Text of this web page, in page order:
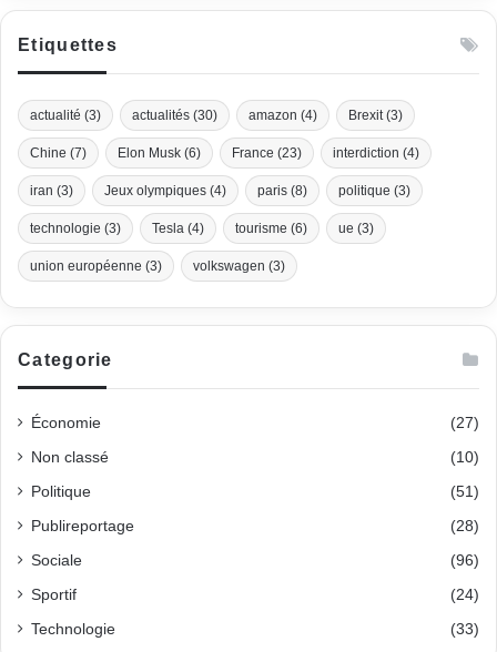
Etiquettes
actualité (3) actualités (30) amazon (4) Brexit(3)
Chine (7) Elon Musk (6) France (23) interdiction (4)
iran (3) Jeux olympiques (4) paris (8) politique (3)
technologie (3) Tesla (4) tourisme (6) ue (3)
union européenne (3) volkswagen (3)
Categorie
Économie (27)
Non classé (10)
Politique (51)
Publireportage (28)
Sociale (96)
Sportif (24)
Technologie (33)